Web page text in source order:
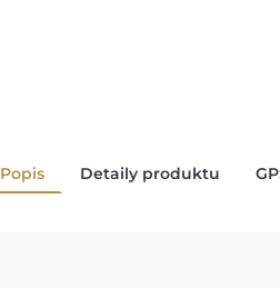
Popis Detaily produktu